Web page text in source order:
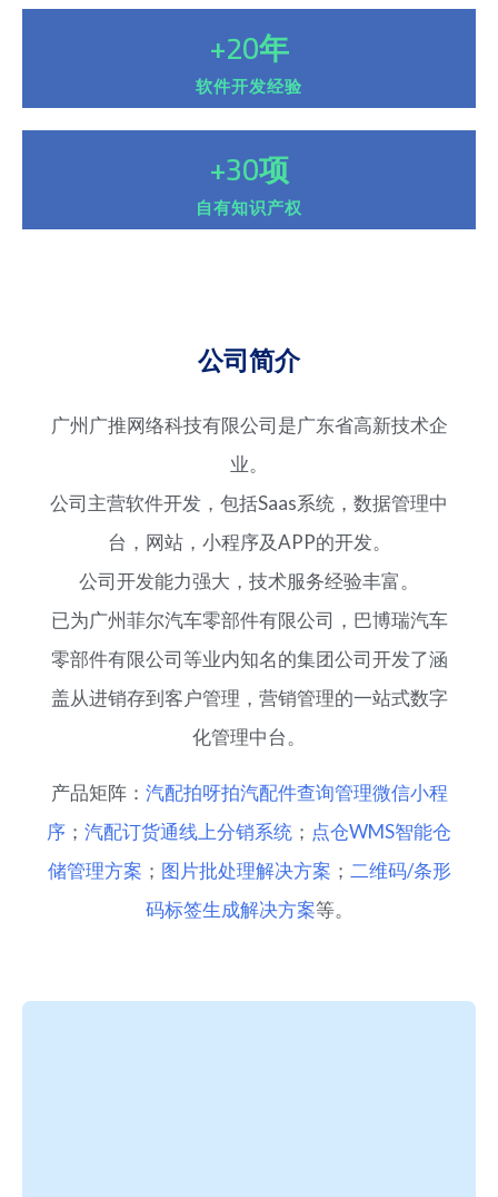
+20年
软件开发经验
+30项
自有知识产权
公司简介
广州广推网络科技有限公司是广东省高新技术企
业。
公司主营软件开发，包括Saas系统，数据管理中
台，网站，小程序及APP的开发。
公司开发能力强大，技术服务经验丰富。
已为广州菲尔汽车零部件有限公司，巴博瑞汽车
零部件有限公司等业内知名的集团公司开发了涵
盖从进销存到客户管理，营销管理的一站式数字
化管理中台。
产品矩阵： 汽配拍呀拍汽配件查询管理微信小程
序 ； 汽配订货通线上分销系统 ； 点仓WMS智能仓
储管理方案 ； 图片批处理解决方案 ； 二维码/条形
码标签生成解决方案等。